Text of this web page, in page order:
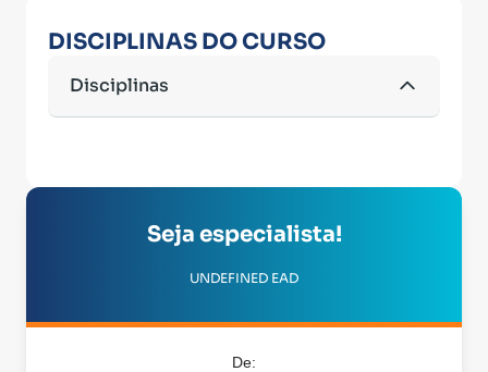
DISCIPLINAS DO CURSO
Disciplinas
Seja especialista!
UNDEFINED EAD
De: